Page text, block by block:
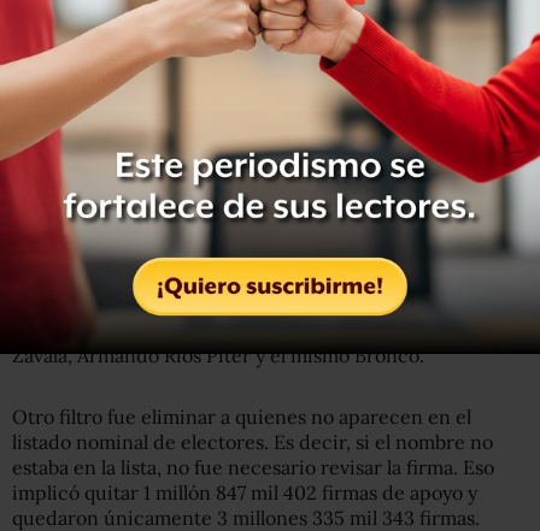
Es decir, solo se validaron los 5 millones 182 mil 745 firmas
vinculadas a los 3 precandidatos que cumplieron con los
Zavala, Armando Ríos Piter y el mismo Bronco.
Otro filtro fue eliminar a quienes no aparecen en el
listado nominal de electores. Es decir, si el nombre no
estaba en la lista, no fue necesario revisar la firma. Eso
implicó quitar 1 millón 847 mil 402 firmas de apoyo y
quedaron únicamente 3 millones 335 mil 343 firmas.